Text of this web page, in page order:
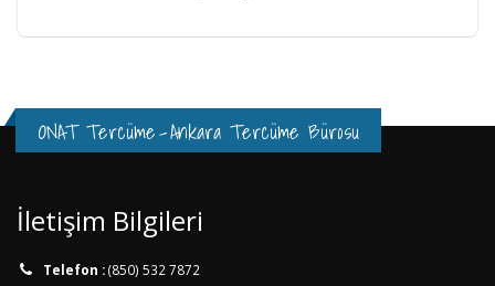
ONAT Tercüme-Ankara Tercüme Bürosu
İletişim Bilgileri
Telefon :(850) 532 7872